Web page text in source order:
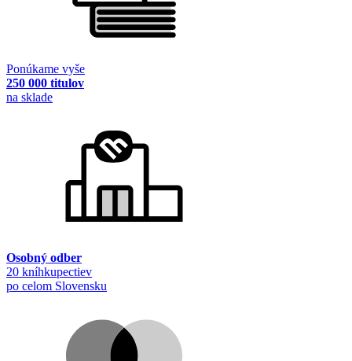
Ponúkame vyše
250 000 titulov
na sklade
Osobný odber
20 kníhkupectiev
po celom Slovensku